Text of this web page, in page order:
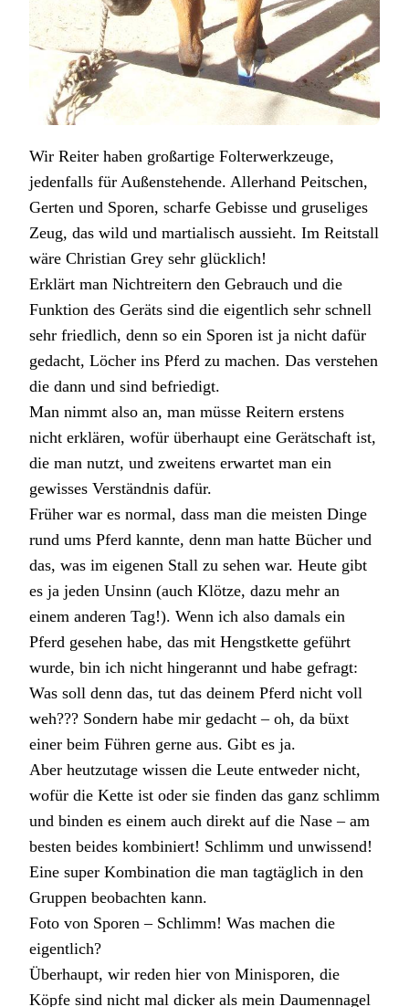
Wir Reiter haben großartige Folterwerkzeuge,
jedenfalls für Außenstehende. Allerhand Peitschen,
Gerten und Sporen, scharfe Gebisse und gruseliges
Zeug, das wild und martialisch aussieht. Im Reitstall
wäre Christian Grey sehr glücklich!
Erklärt man Nichtreitern den Gebrauch und die
Funktion des Geräts sind die eigentlich sehr schnell
sehr friedlich, denn so ein Sporen ist ja nicht dafür
gedacht, Löcher ins Pferd zu machen. Das verstehen
die dann und sind befriedigt.
Man nimmt also an, man müsse Reitern erstens
nicht erklären, wofür überhaupt eine Gerätschaft ist,
die man nutzt, und zweitens erwartet man ein
gewisses Verständnis dafür.
Früher war es normal, dass man die meisten Dinge
rund ums Pferd kannte, denn man hatte Bücher und
das, was im eigenen Stall zu sehen war. Heute gibt
es ja jeden Unsinn (auch Klötze, dazu mehr an
einem anderen Tag!). Wenn ich also damals ein
Pferd gesehen habe, das mit Hengstkette geführt
wurde, bin ich nicht hingerannt und habe gefragt:
Was soll denn das, tut das deinem Pferd nicht voll
weh??? Sondern habe mir gedacht – oh, da büxt
einer beim Führen gerne aus. Gibt es ja.
Aber heutzutage wissen die Leute entweder nicht,
wofür die Kette ist oder sie finden das ganz schlimm
und binden es einem auch direkt auf die Nase – am
besten beides kombiniert! Schlimm und unwissend!
Eine super Kombination die man tagtäglich in den
Gruppen beobachten kann.
Foto von Sporen – Schlimm! Was machen die
eigentlich?
Überhaupt, wir reden hier von Minisporen, die
Köpfe sind nicht mal dicker als mein Daumennagel